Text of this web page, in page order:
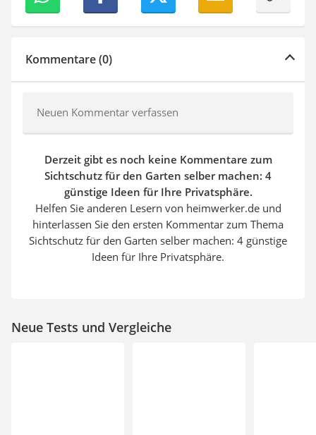
Kommentare (0)
Neuen Kommentar verfassen
Derzeit gibt es noch keine Kommentare zum
Sichtschutz für den Garten selber machen: 4
günstige Ideen für Ihre Privatsphäre.
Helfen Sie anderen Lesern von heimwerker.de und
hinterlassen Sie den ersten Kommentar zum Thema
Sichtschutz für den Garten selber machen: 4 günstige
Ideen für Ihre Privatsphäre.
Neue Tests und Vergleiche